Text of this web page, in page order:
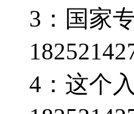
3：国家
4：这个